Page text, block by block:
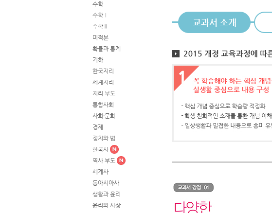
수학
수학Ⅰ
수학Ⅱ
미적분
확률과 통계
기하
한국지리
세계지리
지리 부도
통합사회
사회·문화
경제
정치와 법
한국사
역사 부도
세계사
동아시아사
생활과 윤리
윤리와 사상
교과서 소개